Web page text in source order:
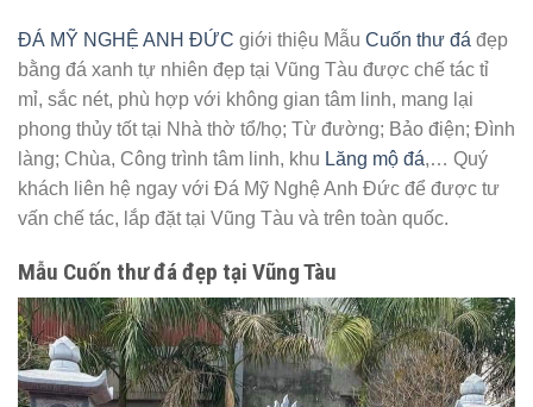
ĐÁ MỸ NGHỆ ANH ĐỨC giới thiệu Mẫu Cuốn thư đá đẹp
bằng đá xanh tự nhiên đẹp tại Vũng Tàu được chế tác tỉ
mỉ, sắc nét, phù hợp với không gian tâm linh, mang lại
phong thủy tốt tại Nhà thờ tổ/họ; Từ đường; Bảo điện; Đình
làng; Chùa, Công trình tâm linh, khu Lăng mộ đá,… Quý
khách liên hệ ngay với Đá Mỹ Nghệ Anh Đức để được tư
vấn chế tác, lắp đặt tại Vũng Tàu và trên toàn quốc.
Mẫu Cuốn thư đá đẹp tại Vũng Tàu